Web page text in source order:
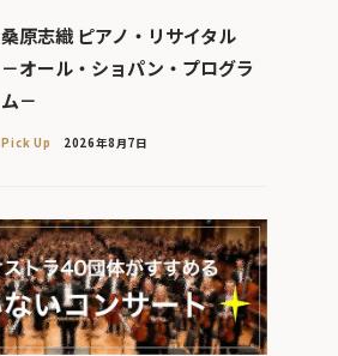
桑原志織 ピアノ・リサイタル
－オール・ショパン・プログラ
ム－
Pick Up 2026年8月7日